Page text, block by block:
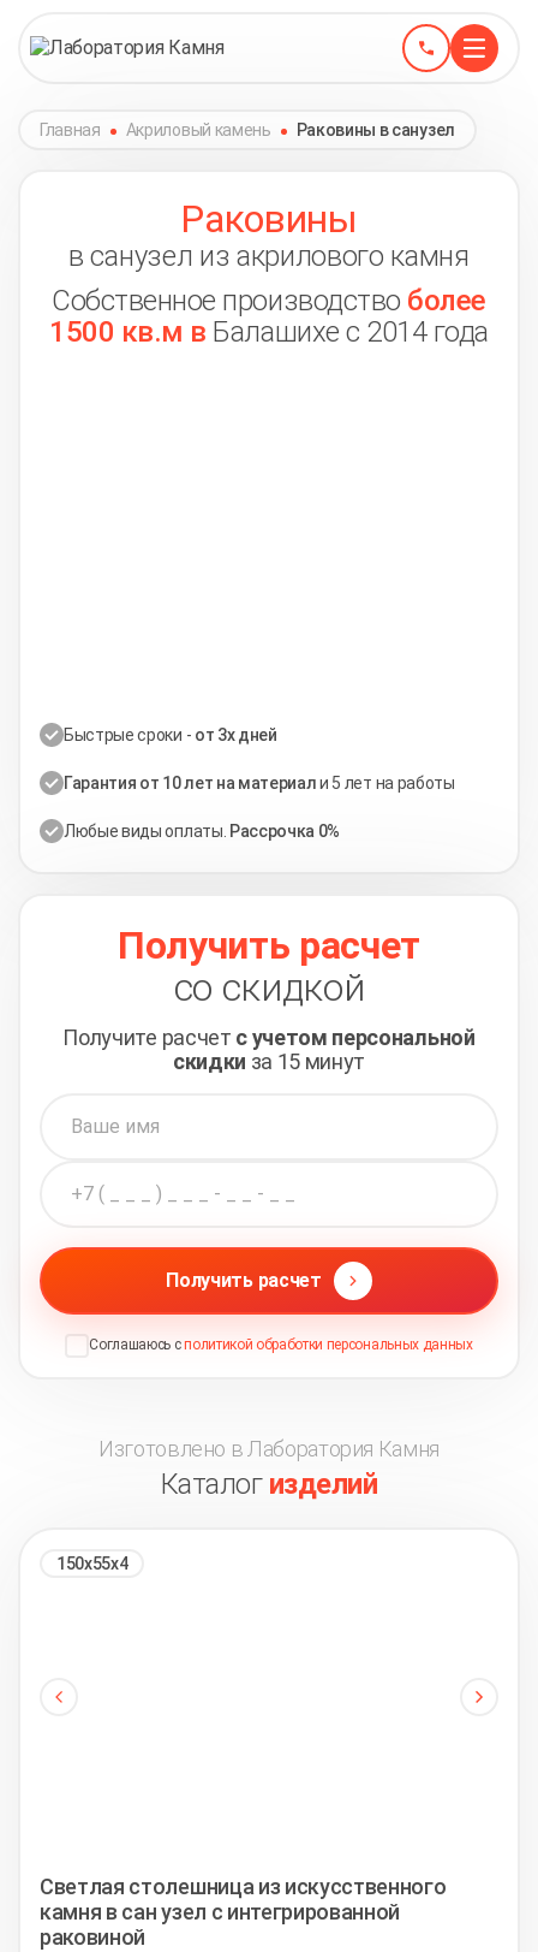
Главная Акриловый камень Раковины в санузел
Раковины
в санузел из акрилового камня
Собственное производство более
1500 кв.м в Балашихе с 2014 года
Быстрые сроки - от 3х дней
Гарантия от 10 лет на материали 5 лет на работы
Любые виды оплаты. Рассрочка 0%
Получить расчет
со скидкой
Получите расчет с учетом персональной
скидки за 15 минут
Получить расчет
Соглашаюсь сполитикой обработки персональных данных
Изготовлено в Лаборатория Камня
Каталог изделий
150х55х4
Светлая столешница из искусственного
камня в сан узел с интегрированной
раковиной